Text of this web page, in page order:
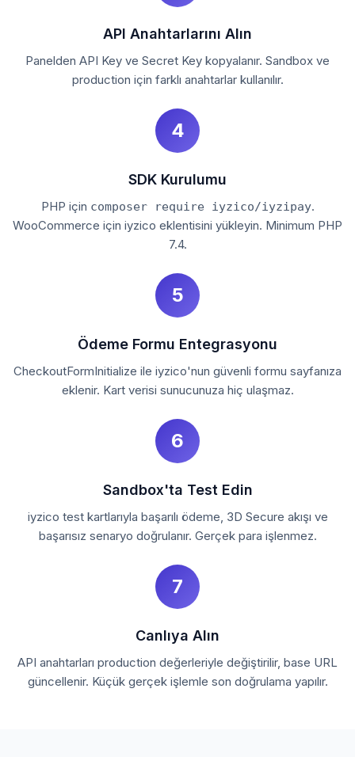
API Anahtarlarını Alın
Panelden API Key ve Secret Key kopyalanır. Sandbox ve
production için farklı anahtarlar kullanılır.
4
SDK Kurulumu
PHP için composer require iyzico/iyzipay.
WooCommerce için iyzico eklentisini yükleyin. Minimum PHP
7.4.
5
Ödeme Formu Entegrasyonu
CheckoutFormInitialize ile iyzico'nun güvenli formu sayfanıza
eklenir. Kart verisi sunucunuza hiç ulaşmaz.
6
Sandbox'ta Test Edin
iyzico test kartlarıyla başarılı ödeme, 3D Secure akışı ve
başarısız senaryo doğrulanır. Gerçek para işlenmez.
7
Canlıya Alın
API anahtarları production değerleriyle değiştirilir, base URL
güncellenir. Küçük gerçek işlemle son doğrulama yapılır.